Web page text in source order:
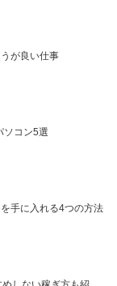
が良い仕事
ソコン5選
手に入れる4つの方法